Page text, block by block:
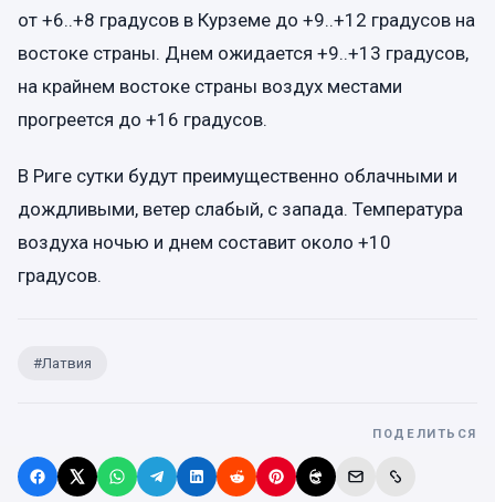
от +6..+8 градусов в Курземе до +9..+12 градусов на
востоке страны. Днем ожидается +9..+13 градусов,
на крайнем востоке страны воздух местами
прогреется до +16 градусов.
В Риге сутки будут преимущественно облачными и
дождливыми, ветер слабый, с запада. Температура
воздуха ночью и днем составит около +10
градусов.
#Латвия
ПОДЕЛИТЬСЯ